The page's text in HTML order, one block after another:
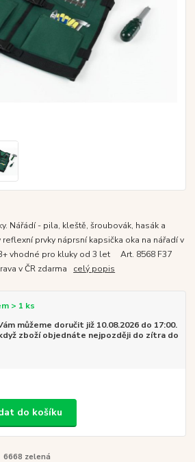
Nářádí - pila, kleště, šroubovák, hasák a
prvky náprsní kapsička oka na nářadí v
vhodné pro kluky od 3 let Art. 8568 F37
v ČR zdarma celý popis
> 1 ks
můžeme doručit již 10.08.2026 do 17:00.
zboží objednáte nejpozději do zítra do
do košíku
6668 zelená